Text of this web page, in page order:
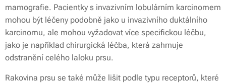
mamografie. Pacientky s invazivním lobulárním karcinomem
mohou být léčeny podobně jako u invazivního duktálního
karcinomu, ale mohou vyžadovat více specifickou léčbu,
jako je například chirurgická léčba, která zahrnuje
odstranění celého laloku prsu.
Rakovina prsu se také může lišit podle typu receptorů, které